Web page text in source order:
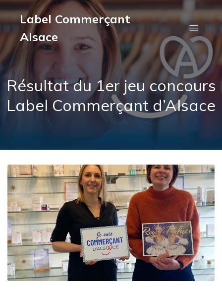
Label Commerçant
Alsace
Résultat du 1er jeu concours
Label Commerçant d’Alsace